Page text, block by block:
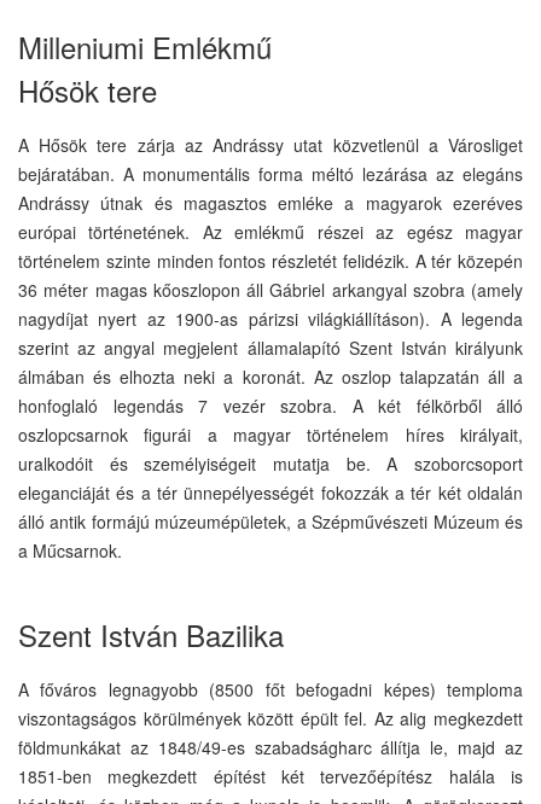
Milleniumi Emlékmű
Hősök tere
A Hősök tere zárja az Andrássy utat közvetlenül a Városliget
bejáratában. A monumentális forma méltó lezárása az elegáns
Andrássy útnak és magasztos emléke a magyarok ezeréves
európai történetének. Az emlékmű részei az egész magyar
történelem szinte minden fontos részletét felidézik. A tér közepén
36 méter magas kőoszlopon áll Gábriel arkangyal szobra (amely
nagydíjat nyert az 1900-as párizsi világkiállításon). A legenda
szerint az angyal megjelent államalapító Szent István királyunk
álmában és elhozta neki a koronát. Az oszlop talapzatán áll a
honfoglaló legendás 7 vezér szobra. A két félkörből álló
oszlopcsarnok figurái a magyar történelem híres királyait,
uralkodóit és személyiségeit mutatja be. A szoborcsoport
eleganciáját és a tér ünnepélyességét fokozzák a tér két oldalán
álló antik formájú múzeumépületek, a Szépművészeti Múzeum és
a Műcsarnok.
Szent István Bazilika
A főváros legnagyobb (8500 főt befogadni képes) temploma
viszontagságos körülmények között épült fel. Az alig megkezdett
földmunkákat az 1848/49-es szabadságharc állítja le, majd az
1851-ben megkezdett építést két tervezőépítész halála is